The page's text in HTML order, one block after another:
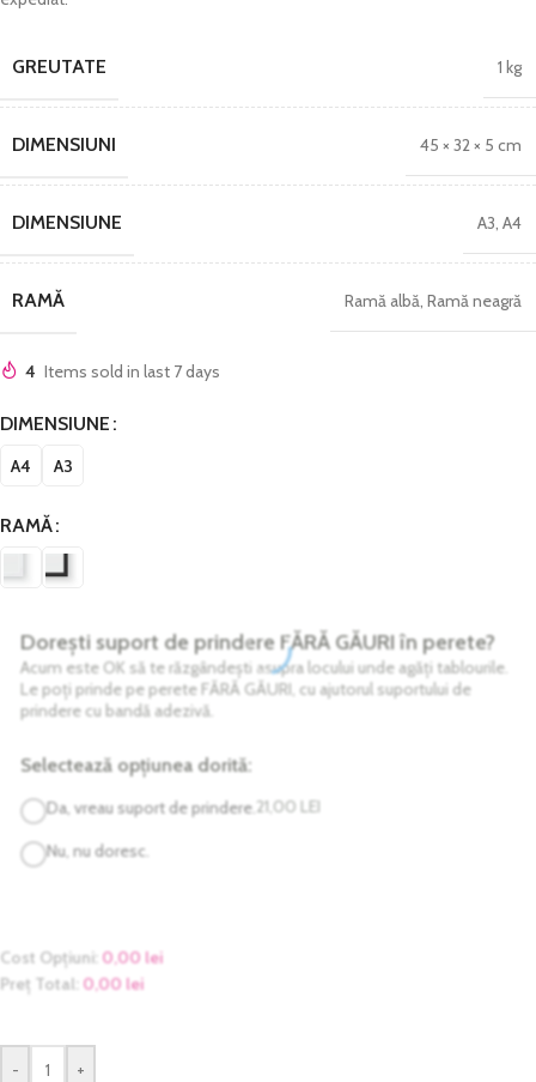
GREUTATE 1 kg
DIMENSIUNI 45 × 32 × 5 cm
DIMENSIUNE A3, A4
RAMĂ Ramă albă, Ramă neagră
4 Items sold in last 7 days
DIMENSIUNE
A4 A3
RAMĂ
Dorești suport de prindere FĂRĂ GĂURI în perete?
Acum este OK să te răzgândești asupra locului unde agăți tablourile.
Le poți prinde pe perete FĂRĂ GĂURI, cu ajutorul suportului de
prindere cu bandă adezivă.
Selectează opțiunea dorită:
Da, vreau suport de prindere. 21,00 LEI
Nu, nu doresc.
Cost Opțiuni: 0,00lei
Preț Total: 0,00lei
- +